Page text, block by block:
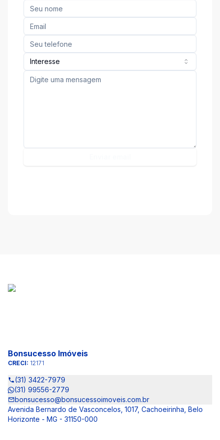
Interesse
Bonsucesso Imóveis
CRECI: 12171
(31) 3422-7979
(31) 99556-2779
bonsucesso@bonsucessoimoveis.com.br
Avenida Bernardo de Vasconcelos, 1017, Cachoeirinha, Belo
Horizonte - MG - 31150-000